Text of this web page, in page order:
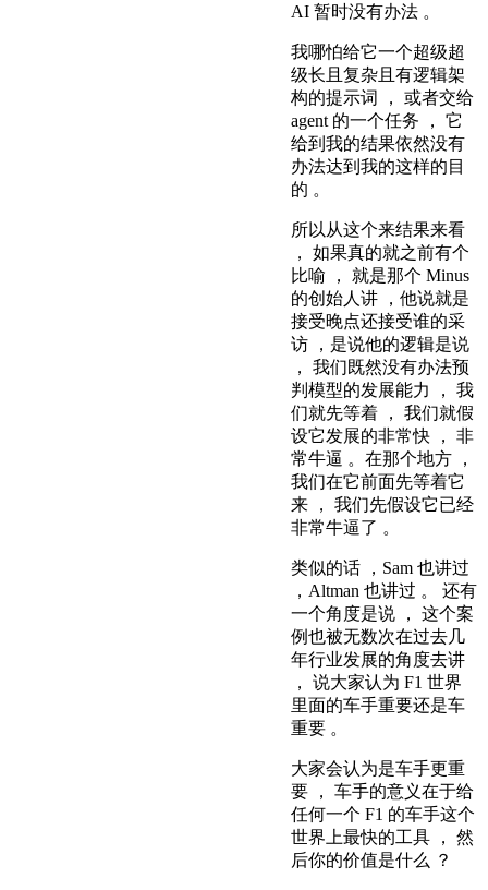
AI 暂时没有办法 。
我哪怕给它一个超级超
级长且复杂且有逻辑架
构的提示词 ， 或者交给
agent 的一个任务 ， 它
给到我的结果依然没有
办法达到我的这样的目
的 。
所以从这个来结果来看
， 如果真的就之前有个
比喻 ， 就是那个 Minus
的创始人讲 ，他说就是
接受晚点还接受谁的采
访 ，是说他的逻辑是说
， 我们既然没有办法预
判模型的发展能力 ， 我
们就先等着 ， 我们就假
设它发展的非常快 ， 非
常牛逼 。在那个地方 ，
我们在它前面先等着它
来 ， 我们先假设它已经
非常牛逼了 。
类似的话 ，Sam 也讲过
，Altman 也讲过 。 还有
一个角度是说 ， 这个案
例也被无数次在过去几
年行业发展的角度去讲
， 说大家认为 F1 世界
里面的车手重要还是车
重要 。
大家会认为是车手更重
要 ， 车手的意义在于给
任何一个 F1 的车手这个
世界上最快的工具 ， 然
后你的价值是什么 ？